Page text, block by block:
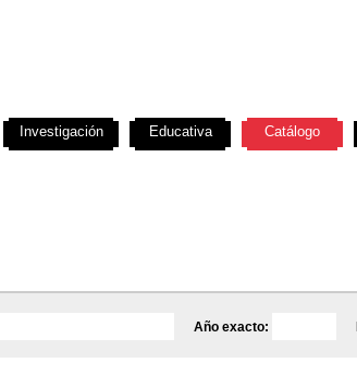
Año exacto:
Investigación Educativa Catálogo